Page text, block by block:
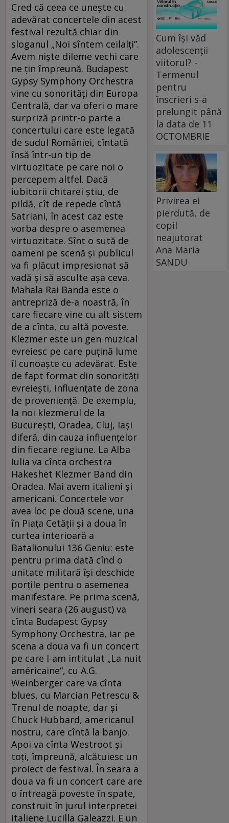
Cred că ceea ce unește cu
adevărat concertele din acest
festival rezultă chiar din
sloganul „Noi sîntem ceilalți”.
Avem niște dileme vechi care
ne țin împreună. Budapest
Gypsy Symphony Orchestra
vine cu sonorități din Europa
Centrală, dar va oferi o mare
surpriză printr-o parte a
concertului care este legată
de sudul României, cîntată
însă într-un tip de
virtuozitate pe care noi o
percepem altfel. Dacă
iubitorii chitarei știu, de
pildă, cît de repede cîntă
Satriani, în acest caz este
vorba despre o asemenea
virtuozitate. Sînt o sută de
oameni pe scenă și publicul
va fi plăcut impresionat să
vadă și să asculte așa ceva.
Mahala Rai Banda este o
antrepriză de-a noastră, în
care fiecare vine cu alt sistem
de a cînta, cu altă poveste.
Klezmer este un gen muzical
evreiesc pe care puțină lume
îl cunoaște cu adevărat. Este
de fapt format din sonorități
evreiești, influențate de zona
de proveniență. De exemplu,
la noi klezmerul de la
București, Oradea, Cluj, Iași
diferă, din cauza influențelor
din fiecare regiune. La Alba
Iulia va cînta orchestra
Hakeshet Klezmer Band din
Oradea. Mai avem italieni și
americani. Concertele vor
avea loc pe două scene, una
în Piața Cetății și a doua în
curtea interioară a
Batalionului 136 Geniu: este
pentru prima dată cînd o
unitate militară își deschide
porțile pentru o asemenea
manifestare. Pe prima scenă,
vineri seara (26 august) va
cînta Budapest Gypsy
Symphony Orchestra, iar pe
scena a doua va fi un concert
pe care l-am intitulat „La nuit
américaine“, cu A.G.
Weinberger care va cînta
blues, cu Marcian Petrescu &
Trenul de noapte, dar și
Chuck Hubbard, americanul
nostru, care cîntă la banjo.
Apoi va cînta Westroot și
toți, împreună, alcătuiesc un
proiect de festival. În seara a
doua va fi un concert care are
o întreagă poveste în spate,
construit în jurul interpretei
italiene Lucilla Galeazzi. E un
Cum își văd
adolescenții
viitorul? -
Termenul
pentru
înscrieri s-a
prelungit până
la data de 11
OCTOMBRIE
Privirea ei
pierdută, de
copil
neajutorat
Ana Maria
SANDU